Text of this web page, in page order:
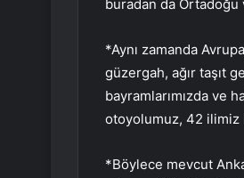
buradan da Ortadoğu
*Aynı zamanda
güzergah, ağır taşıt
bayramlarımızda ve
otoyolumuz, 42 ilimiz
*Böylece mevcut